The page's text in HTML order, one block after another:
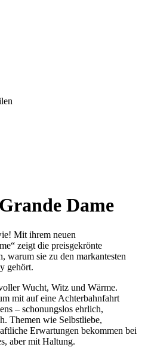
Dame
Mit ihrem neuen
zeigt die preisgekrönte
warum sie zu den markantesten
gehört.
Wucht, Witz und Wärme.
mit auf eine Achterbahnfahrt
– schonungslos ehrlich,
Themen wie Selbstliebe,
Erwartungen bekommen bei
aber mit Haltung.